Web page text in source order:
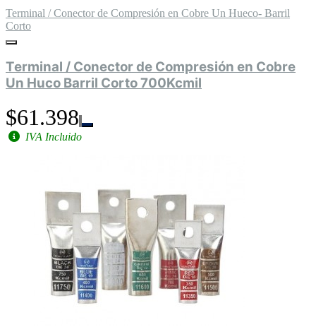
Terminal / Conector de Compresión en Cobre Un Hueco- Barril
Corto
Terminal / Conector de Compresión en Cobre
Un Huco Barril Corto 700Kcmil
$61.398
IVA Incluido